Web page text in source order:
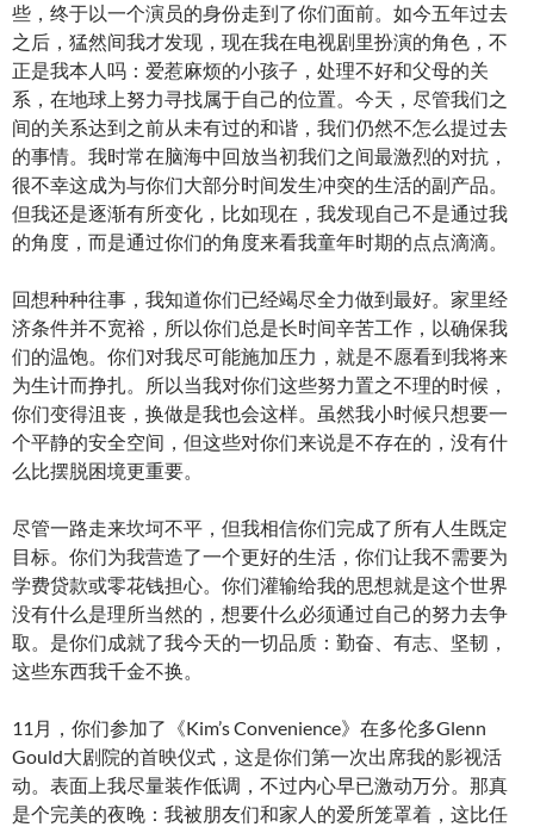
些，终于以一个演员的身份走到了你们面前。如今五年过去
之后，猛然间我才发现，现在我在电视剧里扮演的角色，不
正是我本人吗：爱惹麻烦的小孩子，处理不好和父母的关
系，在地球上努力寻找属于自己的位置。今天，尽管我们之
间的关系达到之前从未有过的和谐，我们仍然不怎么提过去
的事情。我时常在脑海中回放当初我们之间最激烈的对抗，
很不幸这成为与你们大部分时间发生冲突的生活的副产品。
但我还是逐渐有所变化，比如现在，我发现自己不是通过我
的角度，而是通过你们的角度来看我童年时期的点点滴滴。
回想种种往事，我知道你们已经竭尽全力做到最好。家里经
济条件并不宽裕，所以你们总是长时间辛苦工作，以确保我
们的温饱。你们对我尽可能施加压力，就是不愿看到我将来
为生计而挣扎。所以当我对你们这些努力置之不理的时候，
你们变得沮丧，换做是我也会这样。虽然我小时候只想要一
个平静的安全空间，但这些对你们来说是不存在的，没有什
么比摆脱困境更重要。
尽管一路走来坎坷不平，但我相信你们完成了所有人生既定
目标。你们为我营造了一个更好的生活，你们让我不需要为
学费贷款或零花钱担心。你们灌输给我的思想就是这个世界
没有什么是理所当然的，想要什么必须通过自己的努力去争
取。是你们成就了我今天的一切品质：勤奋、有志、坚韧，
这些东西我千金不换。
11月，你们参加了《Kim’s Convenience》在多伦多Glenn
Gould大剧院的首映仪式，这是你们第一次出席我的影视活
动。表面上我尽量装作低调，不过内心早已激动万分。那真
是个完美的夜晚：我被朋友们和家人的爱所笼罩着，这比任